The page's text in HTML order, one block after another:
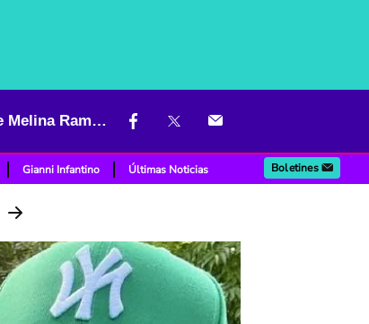
Quién es la mamá de la hija de Juan Manuel Mendoza, actor y esposo de Melina Ramírez
Gianni Infantino Últimas Noticias Boletines